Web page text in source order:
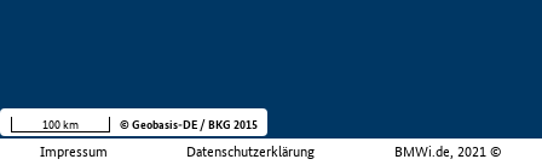
Impressum Datenschutzerklärung BMWi.de, 2021 ©
100 km © Geobasis-DE / BKG 2015